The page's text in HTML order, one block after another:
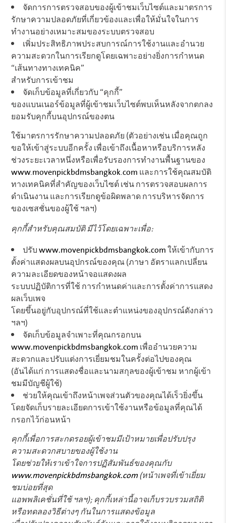
จัดการการตรวจสอบของผู้เข้าชมเว็บไซต์และมาตรการ
รักษาความปลอดภัยที่เกี่ยวข้องและเพื่อให้มั่นใจในการ
ทำงานอย่างเหมาะสมของระบบตรวจสอบ
เพิ่มประสิทธิภาพประสบการณ์การใช้งานและอำนวย
ความสะดวกในการเรียกดูโดยเฉพาะอย่างยิ่งการกำหนด
“เส้นทางทางเทคนิค”
สำหรับการเข้าชม
จัดเก็บข้อมูลที่เกี่ยวกับ “คุกกี้”
ของแบนเนอร์ข้อมูลที่ผู้เข้าชมเว็บไซต์พบเห็นหลังจากตกลง
ยอมรับคุกกี้บนอุปกรณ์ของตน
ใช้มาตรการรักษาความปลอดภัย (ตัวอย่างเช่น เมื่อคุณถูก
ขอให้เข้าสู่ระบบอีกครั้ง เพื่อเข้าถึงเนื้อหาหรือบริการหลัง
ช่วงระยะเวลาหนึ่งหรือเพื่อรับรองการทำงานพื้นฐานของ
www.movenpickbdmsbangkok.com และการใช้คุณสมบัติ
ทางเทคนิคที่สำคัญของเว็บไซต์ เช่น การตรวจสอบผลการ
ดำเนินงาน และการเรียกดูข้อผิดพลาด การบริหารจัดการ
ของเซสชั่นของผู้ใช้ ฯลฯ)
คุกกี้สำหรับคุณสมบัติ มีไว้โดยเฉพาะเพื่อ:
ปรับwww.movenpickbdmsbangkok.comให้เข้ากับการ
ตั้งค่าแสดงผลบนอุปกรณ์ของคุณ (ภาษา อัตราแลกเปลี่ยน
ความละเอียดของหน้าจอแสดงผล
ระบบปฏิบัติการที่ใช้ การกำหนดค่าและการตั้งค่าการแสดง
ผลเว็บเพจ
โดยขึ้นอยู่กับอุปกรณ์ที่ใช้และตำแหน่งของอุปกรณ์ดังกล่าว
ฯลฯ)
จัดเก็บข้อมูลจำเพาะที่คุณกรอกบน
www.movenpickbdmsbangkok.comเพื่ออำนวยความ
สะดวกและปรับแต่งการเยี่ยมชมในครั้งต่อไปของคุณ
(อันได้แก่ การแสดงชื่อและนามสกุลของผู้เข้าชม หากผู้เข้า
ชมมีบัญชีผู้ใช้)
ช่วยให้คุณเข้าถึงหน้าเพจส่วนตัวของคุณได้เร็วยิ่งขึ้น
โดยจัดเก็บรายละเอียดการเข้าใช้งานหรือข้อมูลที่คุณได้
กรอกไว้ก่อนหน้า
คุกกี้เพื่อการสะกดรอยผู้เข้าชมมีเป้าหมายเพื่อปรับปรุง
ความสะดวกสบายของผู้ใช้งาน
โดยช่วยให้เราเข้าใจการปฏิสัมพันธ์ของคุณกับ
www.movenpickbdmsbangkok.com(หน้าเพจที่เข้าเยี่ยม
ชมบ่อยที่สุด
แอพพลิเคชั่นที่ใช้ ฯลฯ); คุกกี้เหล่านี้อาจเก็บรวบรวมสถิติ
หรือทดลองวิธีต่างๆ กันในการแสดงข้อมูล